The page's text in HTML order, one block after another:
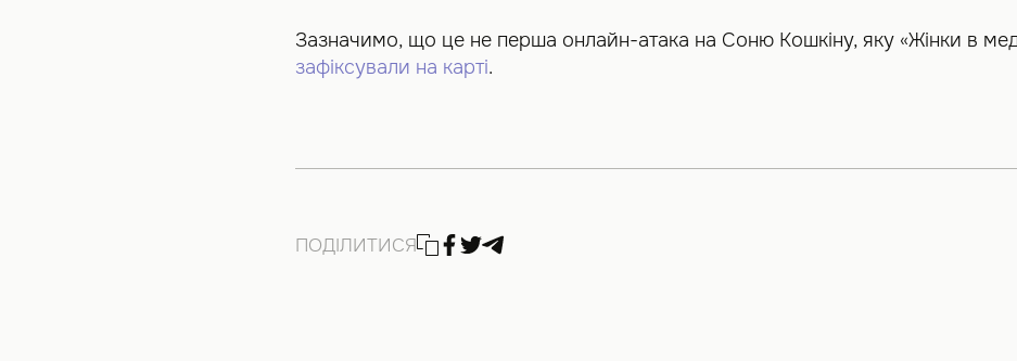
Зазначимо, що це не перша онлайн-атака на Соню Кошкіну, яку «Жінки в
зафіксували на карті.
ПОДІЛИТИСЯ